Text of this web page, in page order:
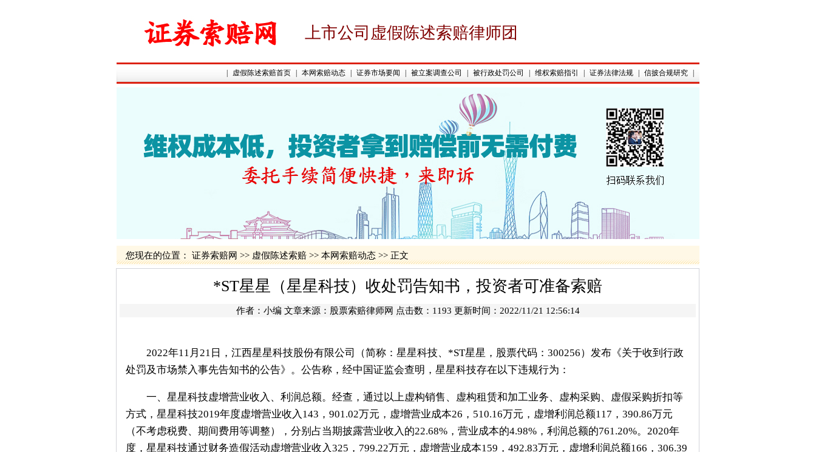
上市公司虚假陈述索赔律师团
虚假陈述索赔首页 本网索赔动态 证券市场要闻 被立案调查公司 被行政处罚公司 维权索赔指引 证券法律法规 信披合规研究
您现在的位置： 证券索赔网 >> 虚假陈述索赔 >> 本网索赔动态 >> 正文
*ST星星（星星科技）收处罚告知书，投资者可准备索赔
作者： 小编 文章来源： 股票索赔律师网 点击数： 1193 更新时间：2022/11/21 12:56:14
2022年11月21日，江西星星科技股份有限公司（简称：星星科技、*ST星星，股票代码：300256）发布《关于收到行政
处罚及市场禁入事先告知书的公告》。公告称，经中国证监会查明，星星科技存在以下违规行为：
一、星星科技虚增营业收入、利润总额。经查，通过以上虚构销售、虚构租赁和加工业务、虚构采购、虚假采购折扣等
方式，星星科技2019年度虚增营业收入143，901.02万元，虚增营业成本26，510.16万元，虚增利润总额117，390.86万元
（不考虑税费、期间费用等调整），分别占当期披露营业收入的22.68%，营业成本的4.98%，利润总额的761.20%。2020年
度，星星科技通过财务造假活动虚增营业收入325，799.22万元，虚增营业成本159，492.83万元，虚增利润总额166，306.39